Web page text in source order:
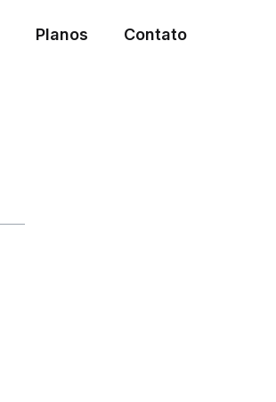
Planos Contato